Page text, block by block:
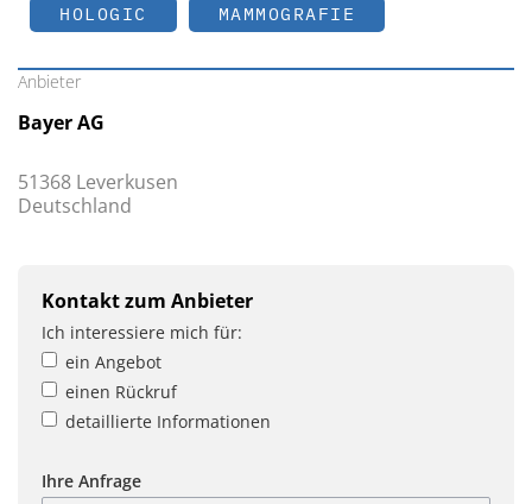
HOLOGIC MAMMOGRAFIE
Anbieter
Bayer AG
51368 Leverkusen
Deutschland
Kontakt zum Anbieter
Ich interessiere mich für:
ein Angebot
einen Rückruf
detaillierte Informationen
Ihre Anfrage